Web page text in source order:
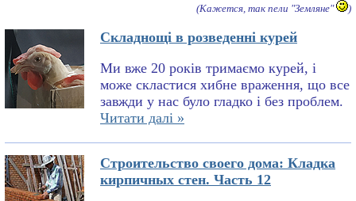
(Кажется, так пели "Земляне"
)
Складнощі в розведенні курей
Ми вже 20 років тримаємо курей, і
може скластися хибне враження, що все
завжди у нас було гладко і без проблем.
Читати далі »
Строительство своего дома: Кладка
кирпичных стен. Часть 12